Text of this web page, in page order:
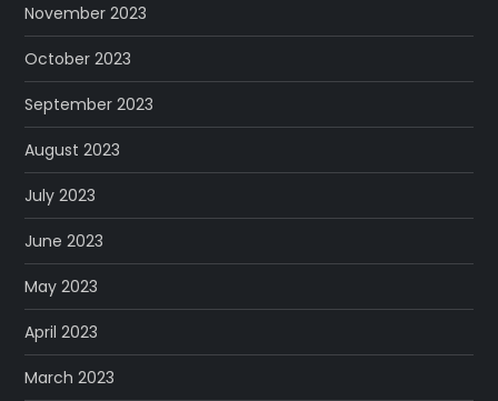
November 2023
October 2023
September 2023
August 2023
July 2023
June 2023
May 2023
April 2023
March 2023